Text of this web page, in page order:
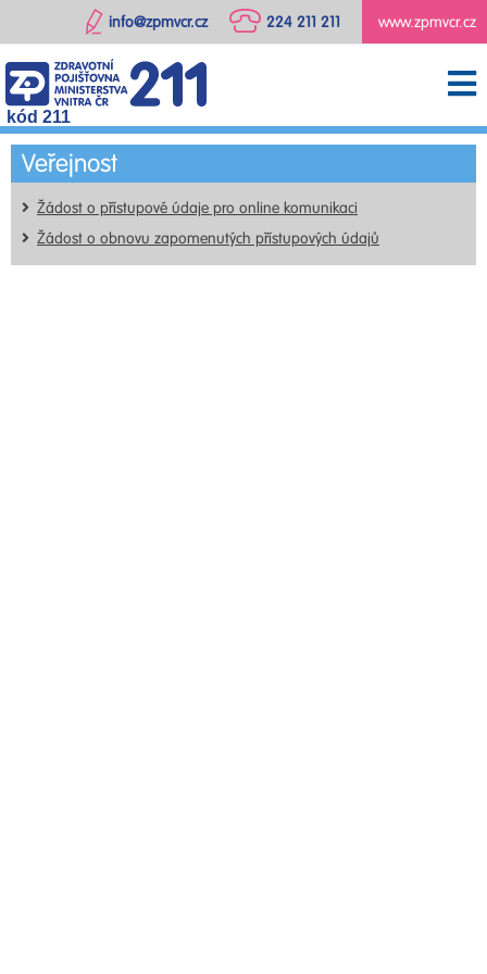
www.zpmvcr.cz
224 211 211
info@zpmvcr.cz
kód 211
Veřejnost
Žádost o přístupové údaje pro online komunikaci
Žádost o obnovu zapomenutých přístupových údajů